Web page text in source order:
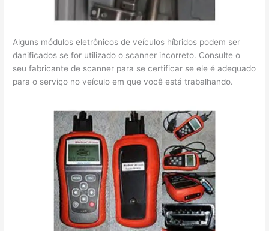
Alguns módulos eletrônicos de veículos híbridos podem ser
danificados se for utilizado o scanner incorreto. Consulte o
seu fabricante de scanner para se certificar se ele é adequado
para o serviço no veículo em que você está trabalhando.